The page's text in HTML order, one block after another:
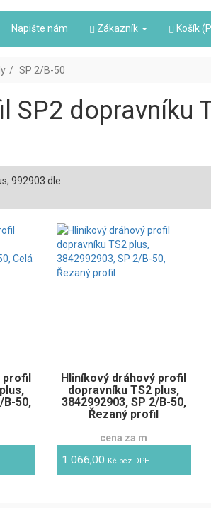
Napište nám Zákazník Košík
SP 2/B-50
SP2 dopravníku
992903 dle:
profil
B-50,
Hliníkový dráhový profil
dopravníku TS2 plus,
3842992903, SP 2/B-50,
Řezaný profil
cena za m
1 066,00 Kč bez DPH